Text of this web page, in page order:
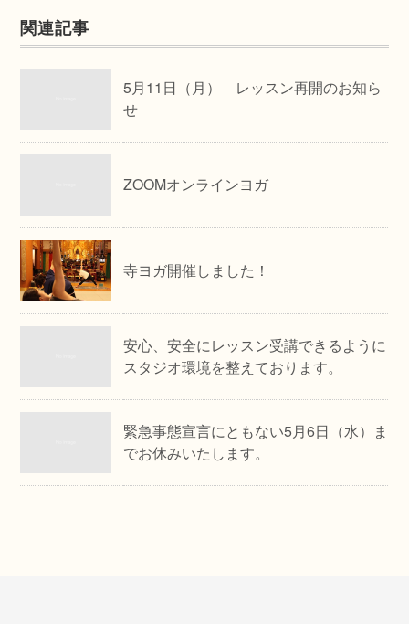
関連記事
5月11日（月） レッスン再開のお知ら
せ
ZOOMオンラインヨガ
寺ヨガ開催しました！
安心、安全にレッスン受講できるように
スタジオ環境を整えております。
緊急事態宣言にともない5月6日（水）ま
でお休みいたします。